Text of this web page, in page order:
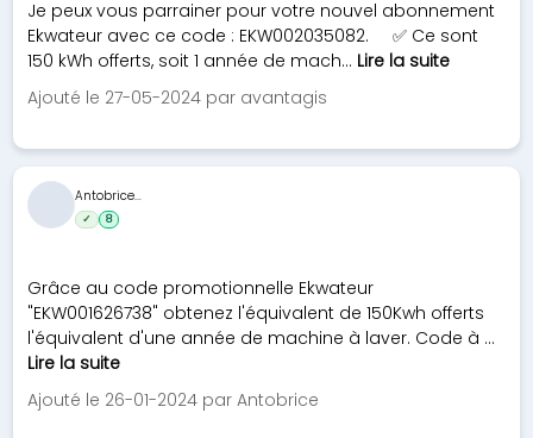
Je peux vous parrainer pour votre nouvel abonnement
Ekwateur avec ce code : EKW002035082. ✅ Ce sont
150 kWh offerts, soit 1 année de mach... Lire la suite
Ajouté le 27-05-2024 par avantagis
Grâce au code promotionnelle Ekwateur
"EKW001626738" obtenez l'équivalent de 150Kwh offerts
l'équivalent d'une année de machine à laver. Code à ...
Lire la suite
Ajouté le 26-01-2024 par Antobrice
Antobrice...
✓ 8